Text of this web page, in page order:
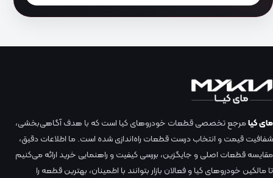
مای کیامرجع تخصصی قطعات خودروهای کیا است که با هدف آگاهی‌بخشی،
شفافیت قیمت و انتخاب درست قطعات راه‌اندازی شده است. ما اطلاعات دقیق،
مقایسه قطعات اصلی و جایگزین، بررسی کیفیت و راهنمایی خرید ارائه می‌کنیم
تا مالکین خودروهای کیا و فعالان بازار بتوانند با اطمینان، بهترین قطعه را